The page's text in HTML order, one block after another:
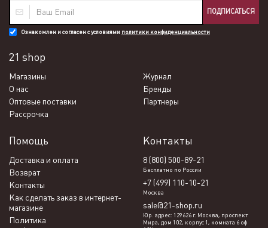
ПОДПИСАТЬСЯ
Ознакомлен и согласен с условиями политики конфиденциальности
21 shop
Магазины
Журнал
О нас
Бренды
Оптовые поставки
Партнеры
Рассрочка
Помощь
Доставка и оплата
Возврат
Контакты
Как сделать заказ в интернет-
магазине
Политика
Контакты
8 (800) 500-89-21
Бесплатно по России
+7 (499) 110-10-21
Москва
sale@21-shop.ru
Юр. адрес: 129626 г. Москва, проспект
Мира, дом 102, корпус 1, комната 6 оф